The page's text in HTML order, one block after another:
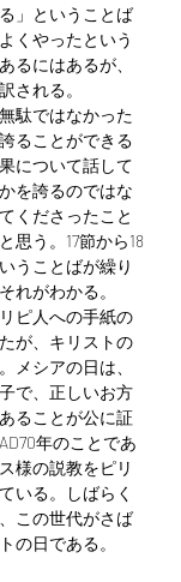
」ということば
くやったという
るにはあるが、
される。
駄ではなかった
ることができる
について話して
を誇るのではな
くださったこと
思う。17節から18
うことばが繰り
れがわかる。
ピ人への手紙の
が、キリストの
メシアの日は、
で、正しいお方
ることが公に証
年のことであ
様の説教をピリ
いる。しばらく
この世代がさば
の日である。